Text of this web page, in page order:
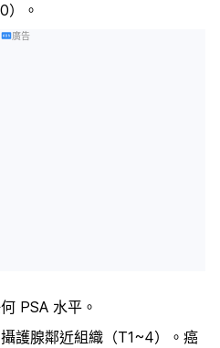
）。
廣告
PSA 水平。
護腺鄰近組織（T1~4）。癌